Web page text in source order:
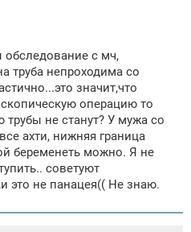
с мч,
труба непроходима со
значит,что
операцию то
не станут? У мужа со
ахти, нижняя граница
беременеть можно. Я не
советуют
это не панацея(( Не знаю.